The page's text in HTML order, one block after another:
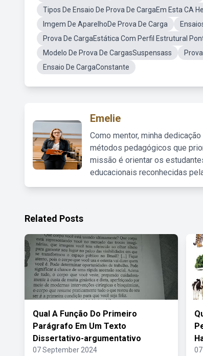
Tipos De Ensaio De Prova De CargaEm Esta CA
Imgem De AparelhoDe Prova De Carga
Prova De CargaEstática Com Perfil Estrutural
Modelo De Prova De CargasSuspensass
Ensaio De CargaConstante
Emelie
Como mentor, minha
métodos pedagógicos que
missão é orientar os
educacionais reconhecidas
Related Posts
Qual A Função Do Primeiro
Parágrafo Em Um Texto
Dissertativo-argumentativo
07 September 2024